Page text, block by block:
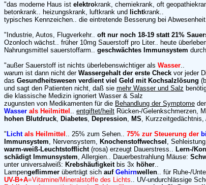
"das moderne Haus ist elektrokrank, chemiekrank, oft
betonkrank.. heizungskrank, luftkrank und lichtkrank..
typisches Kennzeichen.. die eintretende Besserung bei
"Industrie, Autos, Flugverkehr.. oft nur noch 18-19 statt 21%
Ozonloch wächst.. früher 10mg Sauerstoff pro Liter.. heute
Nahrungsmittel sauerstoffarm.. geschwächtes Immunsystem
"außer Sauerstoff ist nichts überlebenswichtiger als Wasser..
warum ist dann nicht der Wassergehalt der erste Check vor jeder
das Gesundheitswesen verdient viel Geld mit Kochsalzlösung
und sagt den Patienten nicht, daß sie mehr Wasser und Salz
die klassische Medizin ignoriert Wasser & Salz
zugunsten von Medikamenten für die Behandlung der Symptome
Wasser als Heilmittel .. entgiftet/heilt Rücken-/Gelenkschmerzen,
hohen Blutdruck, Diabetes, Depression, MS, Kurzzeitgedächtnis,
" Lichtals Heilmittel .. 25% zum Sehen.. 75% zur Steuerung der
Immunsystem, Nervensystem, Knochenstoffwechsel ,
warm-weiß-Leuchtstofflicht(rosa) erzeugt Dauerstress.. Lern-/
schädigt Immunsystem, Allergien.. Dauerbestrahlung Mäuse:
unter universalweiß: Krebshäufigkeit bis 3x höher..
Lampengeflimmer überträgt sich auf Gehirnwellen.. für Ruhe-/
UV-B+A=Vitamine/Mineralstoffe des Lichts.. UV-undurchlässige